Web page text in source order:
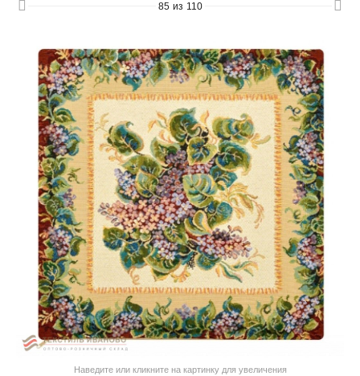
85 из 110
Наведите или кликните на картинку для увеличения